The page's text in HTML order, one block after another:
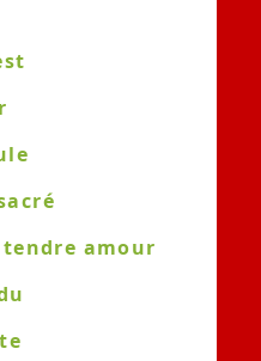
tendre amour